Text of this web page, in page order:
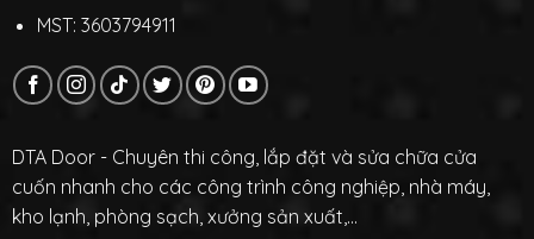
MST: 3603794911
DTA Door - Chuyên thi công, lắp đặt và sửa chữa cửa
cuốn nhanh cho các công trình công nghiệp, nhà máy,
kho lạnh, phòng sạch, xưởng sản xuất,...